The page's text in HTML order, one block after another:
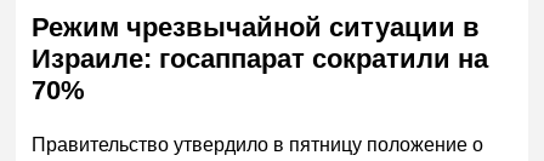
Режим чрезвычайной ситуации в
Израиле: госаппарат сократили на
70%
Правительство утвердило в пятницу положение о